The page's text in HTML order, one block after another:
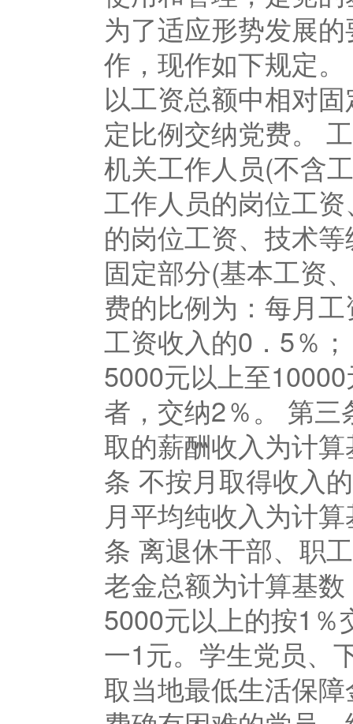
为了适应形势发展
作，现作如下规定
以工资总额中相对
定比例交纳党费。
机关工作人员(不含
工作人员的岗位工
的岗位工资、技术
固定部分(基本工资
费的比例为：每月
工资收入的0．5％
5000元以上至
者，交纳2％。 第
取的薪酬收入为计
条 不按月取得收入
月平均纯收入为计
条 离退休干部、职
老金总额为计算基
5000元以上的按1
一1元。学生党员、
取当地最低生活保